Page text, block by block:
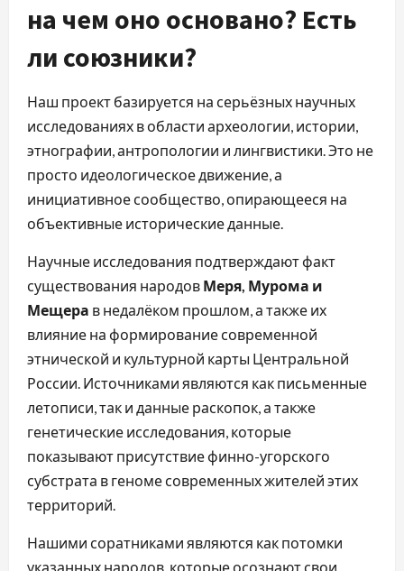
на чем оно основано? Есть
ли союзники?
Наш проект базируется на серьёзных научных
исследованиях в области археологии, истории,
этнографии, антропологии и лингвистики. Это не
просто идеологическое движение, а
инициативное сообщество, опирающееся на
объективные исторические данные.
Научные исследования подтверждают факт
существования народов Меря, Мурома и
Мещера в недалёком прошлом, а также их
влияние на формирование современной
этнической и культурной карты Центральной
России. Источниками являются как письменные
летописи, так и данные раскопок, а также
генетические исследования, которые
показывают присутствие финно-угорского
субстрата в геноме современных жителей этих
территорий.
Нашими соратниками являются как потомки
указанных народов, которые осознают свои